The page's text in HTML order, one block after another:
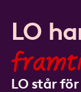
LO
LO står